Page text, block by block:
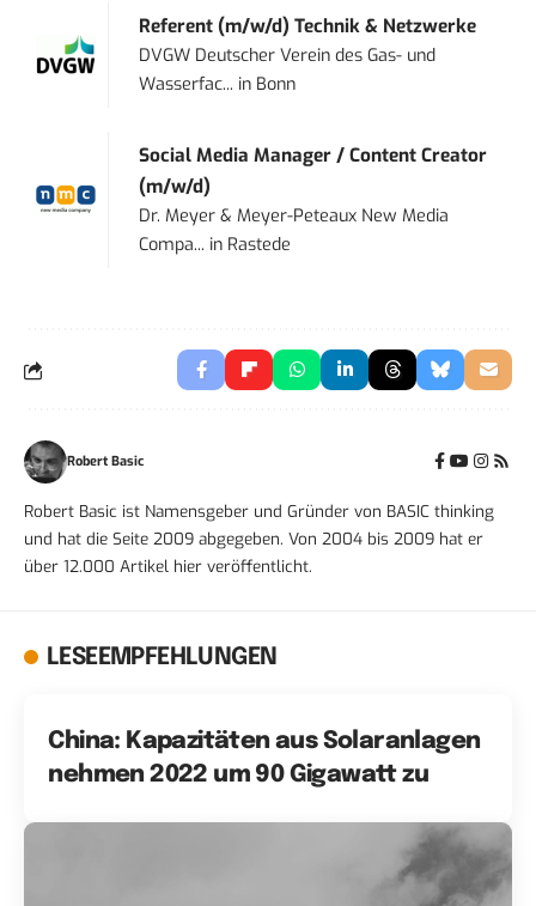
Referent (m/w/d) Technik & Netzwerke
DVGW Deutscher Verein des Gas- und
Wasserfac... in Bonn
Social Media Manager / Content Creator
(m/w/d)
Dr. Meyer & Meyer-Peteaux New Media
Compa... in Rastede
Robert Basic
Robert Basic ist Namensgeber und Gründer von BASIC thinking
und hat die Seite 2009 abgegeben. Von 2004 bis 2009 hat er
über 12.000 Artikel hier veröffentlicht.
LESEEMPFEHLUNGEN
China: Kapazitäten aus Solaranlagen
nehmen 2022 um 90 Gigawatt zu